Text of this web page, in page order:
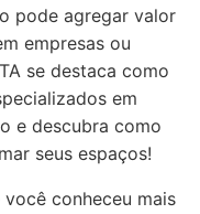
pode agregar valor
empresas ou
se destaca como
em
e descubra como
seus espaços!
conheceu mais